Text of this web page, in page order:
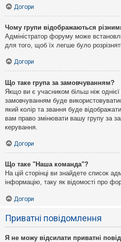
Догори
Чому групи відображаються
Адміністратор форуму може
для того, щоб їх легше було
Догори
Що таке група за замовчуванням?
Якщо ви є учасником більш ніж
замовчуванням буде
який колір та звання буде
вам право змінювати вашу групу за
керування.
Догори
Що таке "Наша команда"?
На цій сторінці ви знайдете список
інформацію, таку як відомості про
Догори
Приватні повідомлення
Я не можу відсилати приватні